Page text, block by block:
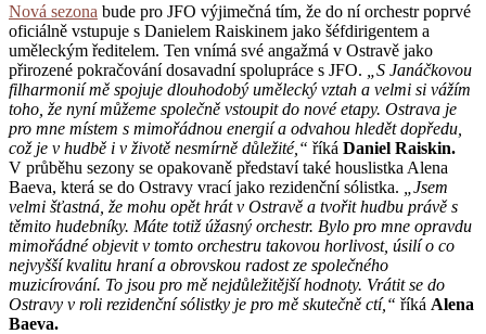
Nová sezona bude pro JFO výjimečná tím, že do ní orchestr poprvé
oficiálně vstupuje s Danielem Raiskinem jako šéfdirigentem a
uměleckým ředitelem. Ten vnímá své angažmá v Ostravě jako
přirozené pokračování dosavadní spolupráce s JFO.
„S Janáčkovou
filharmonií mě spojuje dlouhodobý umělecký vztah a velmi si vážím
toho, že nyní můžeme společně vstoupit do nové etapy. Ostrava je
pro mne místem s mimořádnou energií a odvahou hledět dopředu,
což je v hudbě i v životě nesmírně důležité,“ říká Daniel Raiskin.
V průběhu sezony se opakovaně představí také houslistka Alena
Baeva, která se do Ostravy vrací jako rezidenční sólistka.
„Jsem
velmi šťastná, že mohu opět hrát v Ostravě a tvořit hudbu právě s
těmito hudebníky. Máte totiž úžasný orchestr. Bylo pro mne opravdu
mimořádné objevit v tomto orchestru takovou horlivost, úsilí o co
nejvyšší kvalitu hraní a obrovskou radost ze společného
muzicírování. To jsou pro mě nejdůležitější hodnoty. Vrátit se do
Ostravy v roli rezidenční sólistky je pro mě skutečně ctí,“ říká Alena
Baeva.